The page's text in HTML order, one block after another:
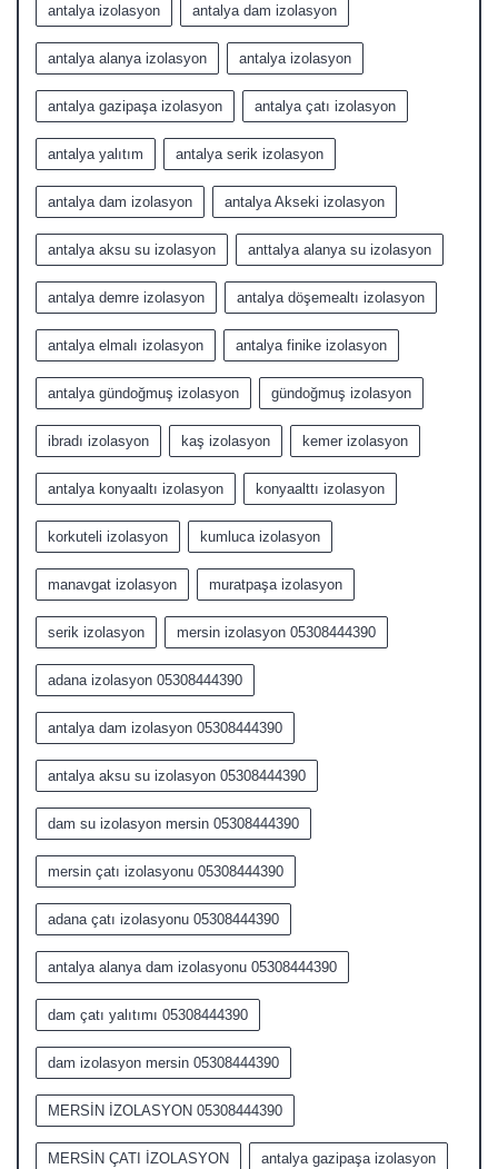
antalya izolasyon antalya dam izolasyon
antalya alanya izolasyon antalya izolasyon
antalya gazipaşa izolasyon antalya çatı izolasyon
antalya yalıtım antalya serik izolasyon
antalya dam izolasyon antalya Akseki izolasyon
antalya aksu su izolasyon anttalya alanya su izolasyon
antalya demre izolasyon antalya döşemealtı izolasyon
antalya elmalı izolasyon antalya finike izolasyon
antalya gündoğmuş izolasyon gündoğmuş izolasyon
ibradı izolasyon kaş izolasyon kemer izolasyon
antalya konyaaltı izolasyon konyaalttı izolasyon
korkuteli izolasyon kumluca izolasyon
manavgat izolasyon muratpaşa izolasyon
serik izolasyon mersin izolasyon 05308444390
adana izolasyon 05308444390
antalya dam izolasyon 05308444390
antalya aksu su izolasyon 05308444390
dam su izolasyon mersin 05308444390
mersin çatı izolasyonu 05308444390
adana çatı izolasyonu 05308444390
antalya alanya dam izolasyonu 05308444390
dam çatı yalıtımı 05308444390
dam izolasyon mersin 05308444390
MERSİN İZOLASYON 05308444390
MERSİN ÇATI İZOLASYON antalya gazipaşa izolasyon